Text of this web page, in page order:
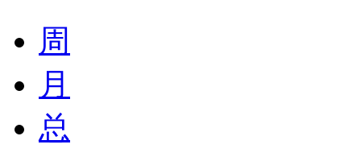
周
月
总